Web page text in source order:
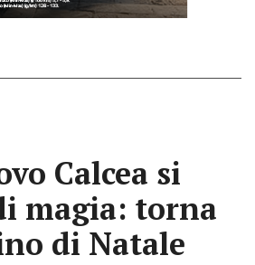
Calcea si
magia: torna
di Natale